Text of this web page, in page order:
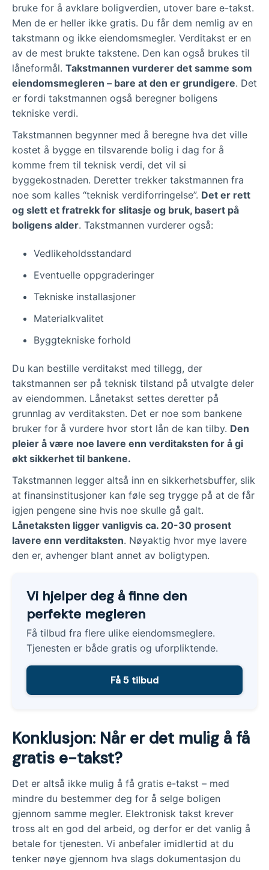
bruke for å avklare boligverdien, utover bare e-takst.
Men de er heller ikke gratis. Du får dem nemlig av en
takstmann og ikke eiendomsmegler. Verditakst er en
av de mest brukte takstene. Den kan også brukes til
låneformål. Takstmannen vurderer det samme som
eiendomsmegleren – bare at den er grundigere. Det
er fordi takstmannen også beregner boligens
tekniske verdi.
Takstmannen begynner med å beregne hva det ville
kostet å bygge en tilsvarende bolig i dag for å
komme frem til teknisk verdi, det vil si
byggekostnaden. Deretter trekker takstmannen fra
noe som kalles “teknisk verdiforringelse”. Det er rett
og slett et fratrekk for slitasje og bruk, basert på
boligens alder. Takstmannen vurderer også:
Vedlikeholdsstandard
Eventuelle oppgraderinger
Tekniske installasjoner
Materialkvalitet
Byggtekniske forhold
Du kan bestille verditakst med tillegg, der
takstmannen ser på teknisk tilstand på utvalgte deler
av eiendommen. Lånetakst settes deretter på
grunnlag av verditaksten. Det er noe som bankene
bruker for å vurdere hvor stort lån de kan tilby. Den
pleier å være noe lavere enn verditaksten for å gi
økt sikkerhet til bankene.
Takstmannen legger altså inn en sikkerhetsbuffer, slik
at finansinstitusjoner kan føle seg trygge på at de får
igjen pengene sine hvis noe skulle gå galt.
Lånetaksten ligger vanligvis ca. 20-30 prosent
lavere enn verditaksten. Nøyaktig hvor mye lavere
den er, avhenger blant annet av boligtypen.
Vi hjelper deg å finne den
perfekte megleren
Få tilbud fra flere ulike eiendomsmeglere.
Tjenesten er både gratis og uforpliktende.
Få 5 tilbud
Konklusjon: Når er det mulig å få
gratis e-takst?
Det er altså ikke mulig å få gratis e-takst – med
mindre du bestemmer deg for å selge boligen
gjennom samme megler. Elektronisk takst krever
tross alt en god del arbeid, og derfor er det vanlig å
betale for tjenesten. Vi anbefaler imidlertid at du
tenker nøye gjennom hva slags dokumentasjon du